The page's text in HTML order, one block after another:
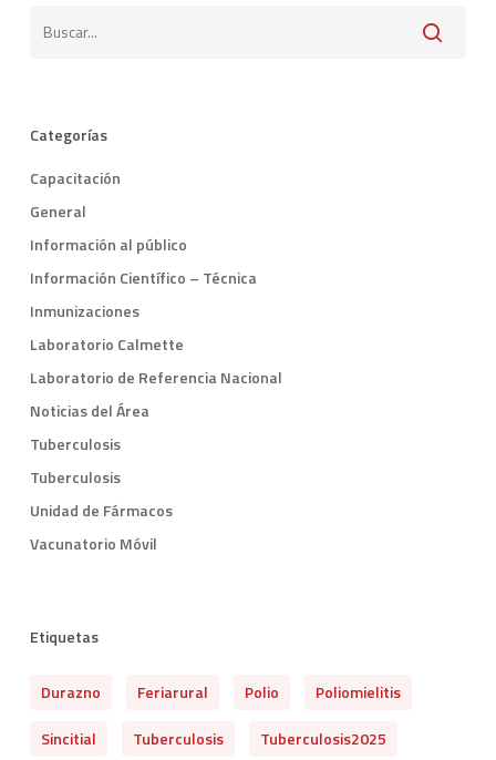
Categorías
Capacitación
General
Información al público
Información Científico – Técnica
Inmunizaciones
Laboratorio Calmette
Laboratorio de Referencia Nacional
Noticias del Área
Tuberculosis
Tuberculosis
Unidad de Fármacos
Vacunatorio Móvil
Etiquetas
Durazno Feriarural Polio
Poliomielitis
Sincitial
Tuberculosis
Tuberculosis2025